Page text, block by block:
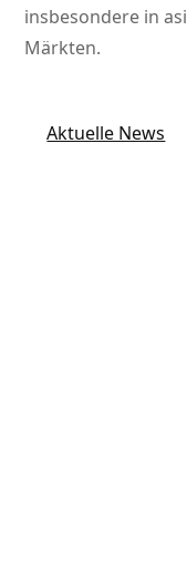
insbesondere in
Märkten.
Aktuelle News